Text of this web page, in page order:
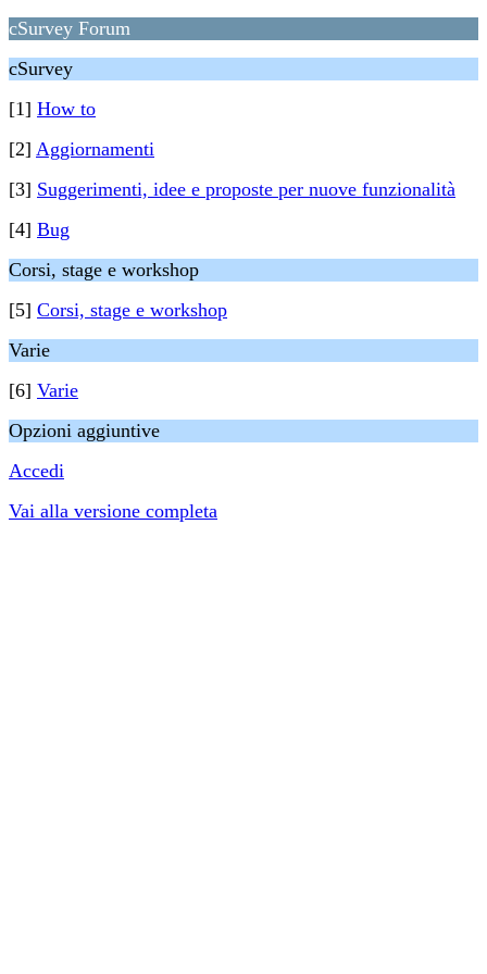
cSurvey Forum
cSurvey
[1] How to
[2] Aggiornamenti
[3] Suggerimenti, idee e proposte per nuove funzionalità
[4] Bug
Corsi, stage e workshop
[5] Corsi, stage e workshop
Varie
[6] Varie
Opzioni aggiuntive
Accedi
Vai alla versione completa